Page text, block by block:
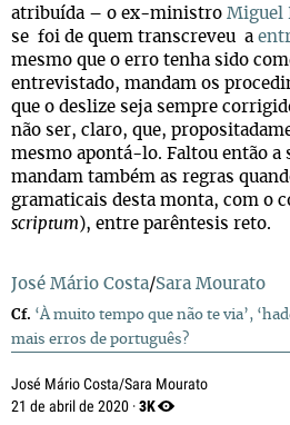
José Mário Costa/Sara Mourato
21 de abril de 2020 ·3K
atribuída – o ex-ministro Miguel
se foi de quem transcreveu a
mesmo que o erro tenha sido
entrevistado, mandam os
que o deslize seja sempre
não ser, claro, que,
mesmo apontá-lo. Faltou então a
mandam também as regras
gramaticais desta monta, com o
scriptum ), entre parêntesis reto.
José Mário Costa/Sara Mourato
Cf. ‘À muito tempo que não te via’,
mais erros de português?